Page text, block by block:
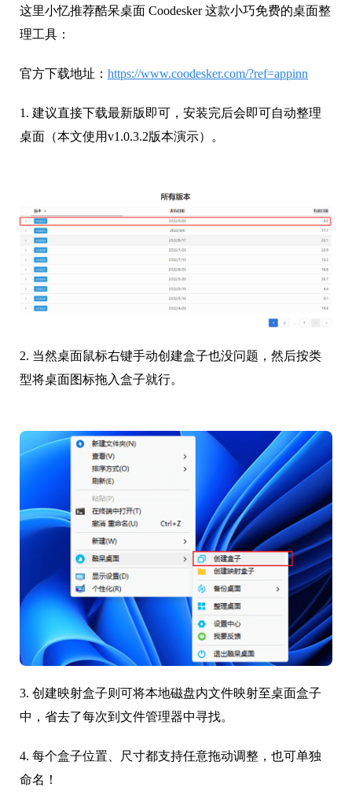
这里小忆推荐酷呆桌面 Coodesker 这款小巧免费的桌面整
理工具：
官方下载地址： https://www.coodesker.com/?ref=appinn
1. 建议直接下载最新版即可，安装完后会即可自动整理
桌面（本文使用v1.0.3.2版本演示）。
2. 当然桌面鼠标右键手动创建盒子也没问题，然后按类
型将桌面图标拖入盒子就行。
3. 创建映射盒子则可将本地磁盘内文件映射至桌面盒子
中，省去了每次到文件管理器中寻找。
4. 每个盒子位置、尺寸都支持任意拖动调整，也可单独
命名！